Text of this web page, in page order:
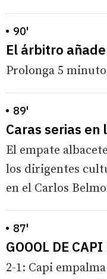
90'
El árbitro
Prolonga 5
89'
Caras serias
El empate
los dirigentes
en el Carlos
87'
GOOOL DE
2-1: Capi